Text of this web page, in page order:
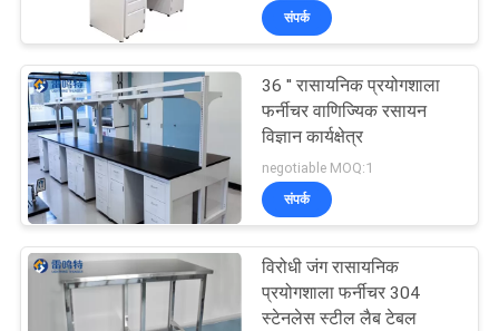
करें
साइटमैप
PRIVACY
POLICY
संपर्क
36 '' रासायनिक प्रयोगशाला
फर्नीचर वाणिज्यिक रसायन
विज्ञान कार्यक्षेत्र
negotiable MOQ:1
संपर्क
विरोधी जंग रासायनिक
प्रयोगशाला फर्नीचर 304
स्टेनलेस स्टील लैब टेबल